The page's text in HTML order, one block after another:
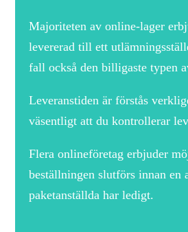
Majoriteten av online-lager
levererad till ett
fall också den billigaste typen
Leveranstiden är förstås
väsentligt att du kontrollerar
Flera onlineföretag erbjuder
beställningen slutförs innan en
paketanställda har ledigt.